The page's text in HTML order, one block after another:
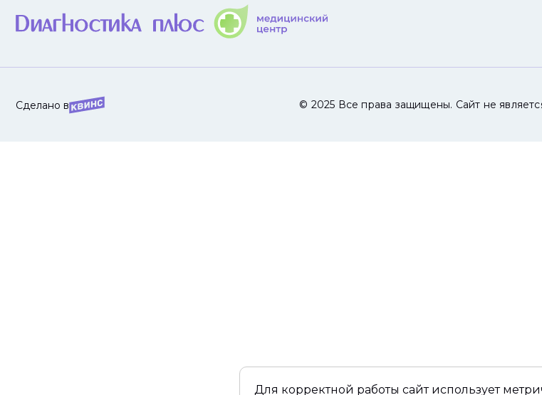
Сделано в © 2025 Все права защищены. Сайт не
Для корректной работы сайт использует